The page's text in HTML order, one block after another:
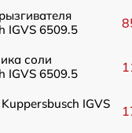
IGVS 6509.5
соли
IGVS 6509.5
IGVS